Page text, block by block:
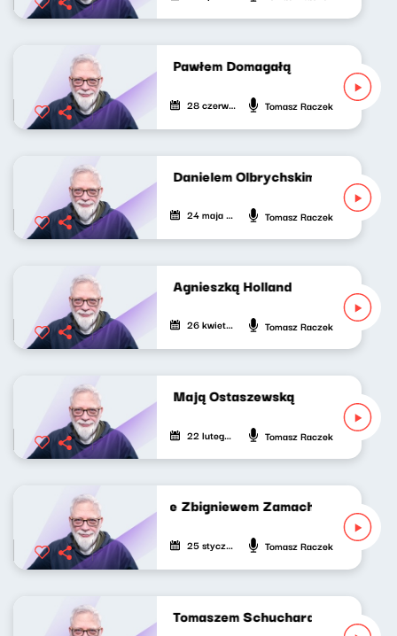
Idę do kina z Pawłem Domagałą
28 czerwca 2026 Tomasz Raczek
Idę do kina z Danielem Olbrychskim
24 maja 2026 Tomasz Raczek
Idę do kina z Agnieszką Holland
26 kwietnia 2026 Tomasz Raczek
Idę do kina z Mają Ostaszewską
22 lutego 2026 Tomasz Raczek
Idę do kina ze Zbigniewem Zamachowskim
25 stycznia 2026 Tomasz Raczek
Idę do kina z Tomaszem Schuchardtem